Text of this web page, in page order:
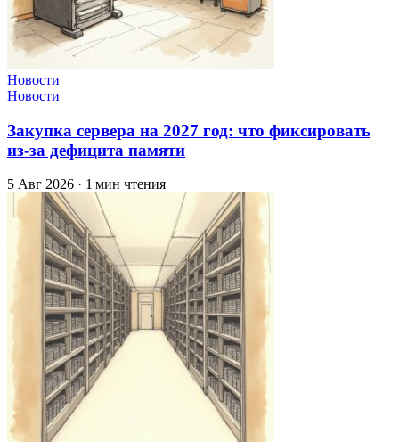
Новости
Новости
Закупка сервера на 2027 год: что фиксировать
из-за дефицита памяти
5 Авг 2026 · 1 мин чтения